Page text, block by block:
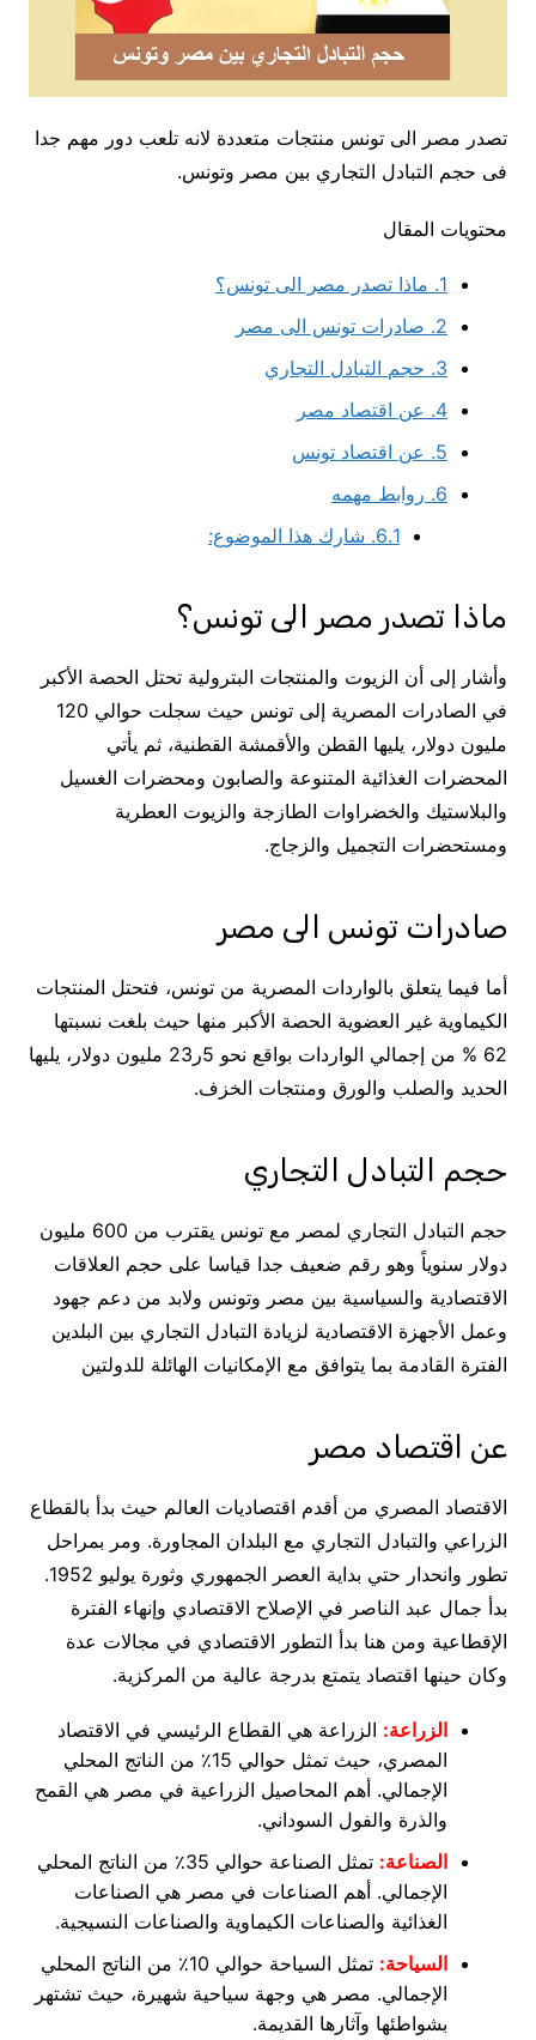
تصدر مصر الى تونس منتجات متعددة لانه تلعب دور مهم جدا
فى حجم التبادل التجاري بين مصر وتونس.
محتويات المقال
1. ماذا تصدر مصر الى تونس؟
2. صادرات تونس الى مصر
3. حجم التبادل التجاري
4. عن اقتصاد مصر
5. عن اقتصاد تونس
6. روابط مهمه
6.1. شارك هذا الموضوع:
ماذا تصدر مصر الى تونس؟
وأشار إلى أن الزيوت والمنتجات البترولية تحتل الحصة الأكبر
في الصادرات المصرية إلى تونس حيث سجلت حوالي 120
مليون دولار، يليها القطن والأقمشة القطنية، ثم يأتي
المحضرات الغذائية المتنوعة والصابون ومحضرات الغسيل
والبلاستيك والخضراوات الطازجة والزيوت العطرية
ومستحضرات التجميل والزجاج.
صادرات تونس الى مصر
أما فيما يتعلق بالواردات المصرية من تونس، فتحتل المنتجات
الكيماوية غير العضوية الحصة الأكبر منها حيث بلغت نسبتها
62 % من إجمالي الواردات بواقع نحو 5ر23 مليون دولار، يليها
الحديد والصلب والورق ومنتجات الخزف.
حجم التبادل التجاري
حجم التبادل التجاري لمصر مع تونس يقترب من 600 مليون
دولار سنوياً وهو رقم ضعيف جدا قياسا على حجم العلاقات
الاقتصادية والسياسية بين مصر وتونس ولابد من دعم جهود
وعمل الأجهزة الاقتصادية لزيادة التبادل التجاري بين البلدين
الفترة القادمة بما يتوافق مع الإمكانيات الهائلة للدولتين
عن اقتصاد مصر
الاقتصاد المصري من أقدم اقتصاديات العالم حيث بدأ بالقطاع
الزراعي والتبادل التجاري مع البلدان المجاورة. ومر بمراحل
تطور وانحدار حتي بداية العصر الجمهوري وثورة يوليو 1952.
بدأ جمال عبد الناصر في الإصلاح الاقتصادي وإنهاء الفترة
الإقطاعية ومن هنا بدأ التطور الاقتصادي في مجالات عدة
وكان حينها اقتصاد يتمتع بدرجة عالية من المركزية.
الزراعة: الزراعة هي القطاع الرئيسي في الاقتصاد
المصري، حيث تمثل حوالي 15٪ من الناتج المحلي
الإجمالي. أهم المحاصيل الزراعية في مصر هي القمح
والذرة والفول السوداني.
الصناعة:
تمثل الصناعة حوالي 35٪ من الناتج المحلي
الإجمالي. أهم الصناعات في مصر هي الصناعات
الغذائية والصناعات الكيماوية والصناعات النسيجية.
السياحة:
تمثل السياحة حوالي 10٪ من الناتج المحلي
الإجمالي. مصر هي وجهة سياحية شهيرة، حيث تشتهر
بشواطئها وآثارها القديمة.